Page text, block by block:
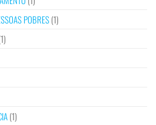
POBRES(1)
(1)